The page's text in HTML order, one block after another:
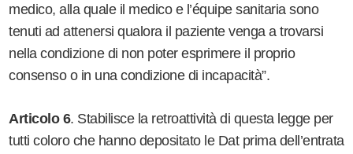
medico, alla quale il medico e l’équipe sanitaria sono
tenuti ad attenersi qualora il paziente venga a trovarsi
nella condizione di non poter esprimere il proprio
consenso o in una condizione di incapacità”.
Articolo 6. Stabilisce la retroattività di questa legge per
tutti coloro che hanno depositato le Dat prima dell’entrata